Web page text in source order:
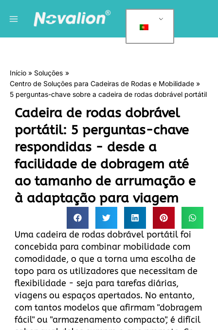
para
conteúdo
principal
a
o
r
Início
Soluções
Centro de Soluções para Cadeiras de Rodas e Mobilidade
5 perguntas-chave sobre a cadeira de rodas dobrável portátil
Cadeira de rodas dobrável
portátil: 5 perguntas-chave
respondidas - desde a
facilidade de dobragem até
ao tamanho de arrumação e
à adaptação para viagem
Uma cadeira de rodas dobrável portátil foi
concebida para combinar mobilidade com
comodidade, o que a torna uma escolha de
topo para os utilizadores que necessitam de
flexibilidade - seja para tarefas diárias,
viagens ou espaços apertados. No entanto,
com tantos modelos que afirmam "dobragem
fácil" ou "armazenamento compacto", é difícil